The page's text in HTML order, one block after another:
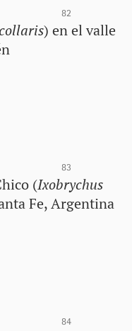
82
) en el valle
83
(Ixobrychus
Fe, Argentina
84